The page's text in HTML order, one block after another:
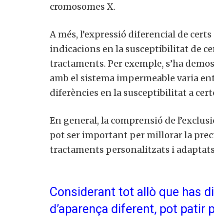
cromosomes X.
A més, l’expressió diferencial de
indicacions en la susceptibilitat de
tractaments. Per exemple, s’ha
amb el sistema impermeable varia
diferències en la susceptibilitat a
En general, la comprensió de
pot ser important per millorar la
tractaments personalitzats i
Considerant tot allò que has
d’aparença diferent, pot